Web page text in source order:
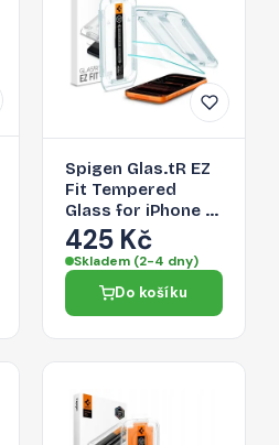
Spigen Glas.tR EZ
Fit Tempered
Glass for iPhone 16
Pro Max / 17 Pro
Max - 2 pcs.
425 Kč
Skladem (2-4 dny)
Do košíku